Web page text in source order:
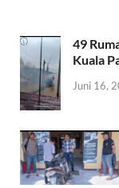
49
Kuala
Juni 16,